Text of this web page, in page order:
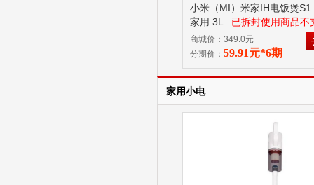
小米（MI）米家IH电饭煲S1
家用 3L
已拆封使用商品不
理由退换货！
商城价：349.0元
分期价： 59.91元*6期
家用小电